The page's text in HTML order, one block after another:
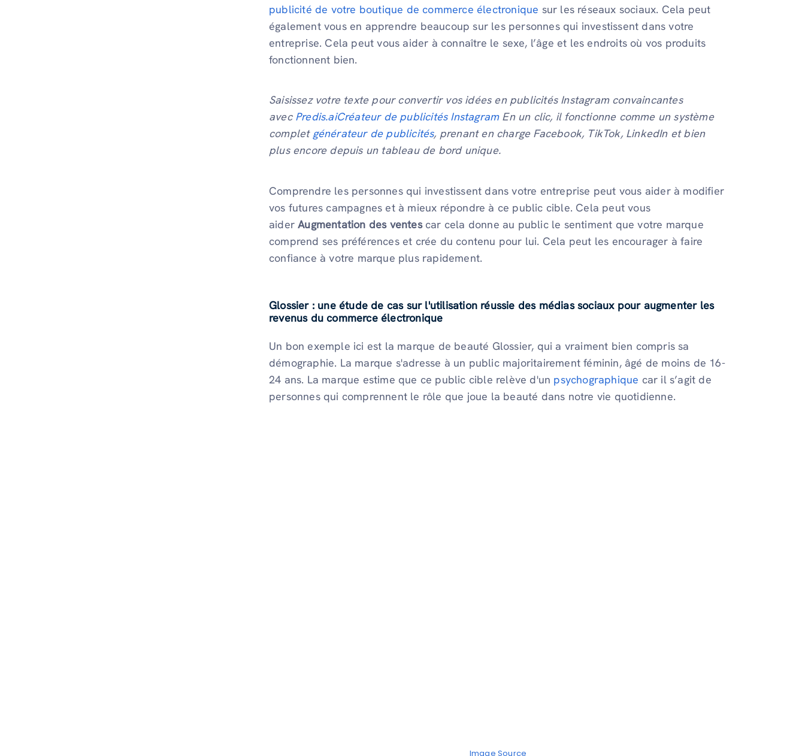
publicité de votre boutique de commerce électronique sur les réseaux sociaux. Cela peut
également vous en apprendre beaucoup sur les personnes qui investissent dans votre
entreprise. Cela peut vous aider à connaître le sexe, l’âge et les endroits où vos produits
fonctionnent bien.
Saisissez votre texte pour convertir vos idées en publicités Instagram convaincantes
avec Predis.aiCréateur de publicités InstagramEn un clic, il fonctionne comme un système
complet générateur de publicités, prenant en charge Facebook, TikTok, LinkedIn et bien
plus encore depuis un tableau de bord unique.
Comprendre les personnes qui investissent dans votre entreprise peut vous aider à modifier
vos futures campagnes et à mieux répondre à ce public cible. Cela peut vous
aiderAugmentation des ventescar cela donne au public le sentiment que votre marque
comprend ses préférences et crée du contenu pour lui. Cela peut les encourager à faire
confiance à votre marque plus rapidement.
Glossier : une étude de cas sur l'utilisation réussie des médias sociaux pour augmenter les
revenus du commerce électronique
Un bon exemple ici est la marque de beauté Glossier, qui a vraiment bien compris sa
démographie. La marque s'adresse à un public majoritairement féminin, âgé de moins de 16-
24 ans. La marque estime que ce public cible relève d'un psychographique car il s’agit de
personnes qui comprennent le rôle que joue la beauté dans notre vie quotidienne.
Image Source